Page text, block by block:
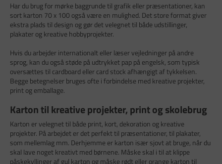
Har du brug for mørke baggrunde til grafik eller præsentationer, kan
sort karton 70 x 100 også være en mulighed. Det store format giver
ekstra plads til design og gør det velegnet til både udstillinger,
plakater og kreative hobbyprojekter.
Hvis du arbejder internationalt eller læser vejledninger på andre
sprog, kan du også støde på udtrykket pap på engelsk, som typisk
oversættes til cardboard eller card stock afhængigt af tykkelsen.
Begge betegnelser bruges ofte i forbindelse med kreative projekter,
print og emballage.
Karton til kreative projekter, print og skolebrug
Karton er velegnet til både print, kort, dekoration og kreative
projekter. På arbejdet er det perfekt til præsentationer, til plakater,
som mellemlag mm. Derhjemme er karton især sjovt at bruge, når du
skal lave noget kreativt med børnene. Måske skal i til at klippe
påskekyllinger af gul karton og måske rødt eller orange karton til